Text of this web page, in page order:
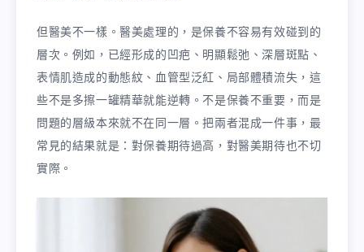
但醫美不一樣。醫美處理的，是保養不容易有效碰到的
層次。例如，已經形成的凹疤、明顯鬆弛、深層斑點、
表情肌造成的動態紋、血管型泛紅、局部體積流失，這
些不是多擦一罐精華就能逆轉。不是保養不重要，而是
問題的層級本來就不在同一層。把兩者混成一件事，最
常見的結果就是：對保養期待過高，對醫美期待也不切
實際。